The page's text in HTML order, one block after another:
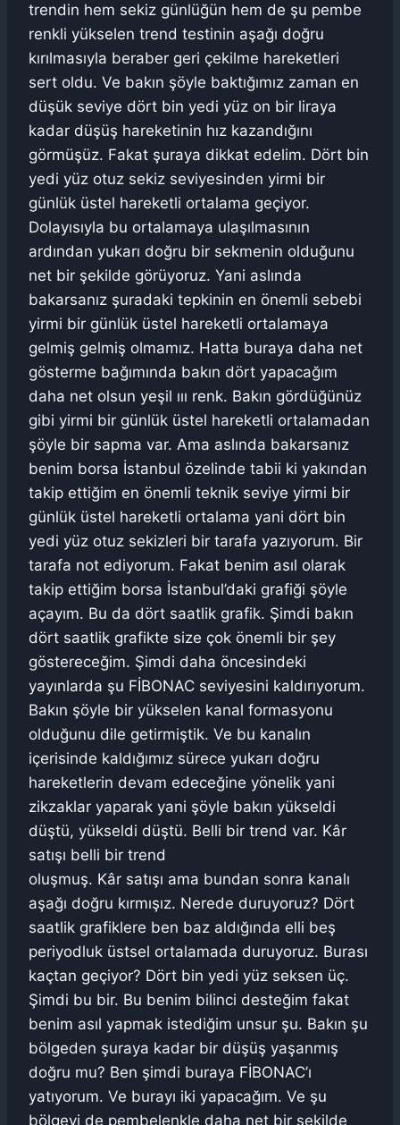
trendin hem sekiz günlüğün hem de şu pembe
renkli yükselen trend testinin aşağı doğru
kırılmasıyla beraber geri çekilme hareketleri
sert oldu. Ve bakın şöyle baktığımız zaman en
düşük seviye dört bin yedi yüz on bir liraya
kadar düşüş hareketinin hız kazandığını
görmüşüz. Fakat şuraya dikkat edelim. Dört bin
yedi yüz otuz sekiz seviyesinden yirmi bir
günlük üstel hareketli ortalama geçiyor.
Dolayısıyla bu ortalamaya ulaşılmasının
ardından yukarı doğru bir sekmenin olduğunu
net bir şekilde görüyoruz. Yani aslında
bakarsanız şuradaki tepkinin en önemli sebebi
yirmi bir günlük üstel hareketli ortalamaya
gelmiş gelmiş olmamız. Hatta buraya daha net
gösterme bağımında bakın dört yapacağım
daha net olsun yeşil ııı renk. Bakın gördüğünüz
gibi yirmi bir günlük üstel hareketli ortalamadan
şöyle bir sapma var. Ama aslında bakarsanız
benim borsa İstanbul özelinde tabii ki yakından
takip ettiğim en önemli teknik seviye yirmi bir
günlük üstel hareketli ortalama yani dört bin
yedi yüz otuz sekizleri bir tarafa yazıyorum. Bir
tarafa not ediyorum. Fakat benim asıl olarak
takip ettiğim borsa İstanbul’daki grafiği şöyle
açayım. Bu da dört saatlik grafik. Şimdi bakın
dört saatlik grafikte size çok önemli bir şey
göstereceğim. Şimdi daha öncesindeki
yayınlarda şu FİBONAC seviyesini kaldırıyorum.
Bakın şöyle bir yükselen kanal formasyonu
olduğunu dile getirmiştik. Ve bu kanalın
içerisinde kaldığımız sürece yukarı doğru
hareketlerin devam edeceğine yönelik yani
zikzaklar yaparak yani şöyle bakın yükseldi
düştü, yükseldi düştü. Belli bir trend var. Kâr
satışı belli bir trend
oluşmuş. Kâr satışı ama bundan sonra kanalı
aşağı doğru kırmışız. Nerede duruyoruz? Dört
saatlik grafiklere ben baz aldığında elli beş
periyodluk üstsel ortalamada duruyoruz. Burası
kaçtan geçiyor? Dört bin yedi yüz seksen üç.
Şimdi bu bir. Bu benim bilinci desteğim fakat
benim asıl yapmak istediğim unsur şu. Bakın şu
bölgeden şuraya kadar bir düşüş yaşanmış
doğru mu? Ben şimdi buraya FİBONAC’ı
yatıyorum. Ve burayı iki yapacağım. Ve şu
bölgeyi de pembelenkle daha net bir şekilde